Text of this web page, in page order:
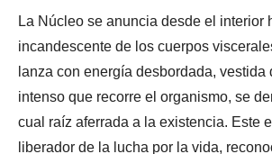
La Núcleo se anuncia desde el interior
incandescente de los cuerpos
lanza con energía desbordada, vestida
intenso que recorre el organismo, se
cual raíz aferrada a la existencia. Este
liberador de la lucha por la vida,